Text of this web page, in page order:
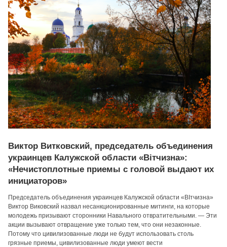
Виктор Витковский, председатель объединения
украинцев Калужской области «Вiтчизна»:
«Нечистоплотные приемы с головой выдают их
инициаторов»
Председатель объединения украинцев Калужской области «ВIтчизна»
Виктор Виковский назвал несанкционированные митинги, на которые
молодежь призывают сторонники Навального отвратительными. — Эти
акции вызывают отвращение уже только тем, что они незаконные.
Потому что цивилизованные люди не будут использовать столь
грязные приемы, цивилизованные люди умеют вести